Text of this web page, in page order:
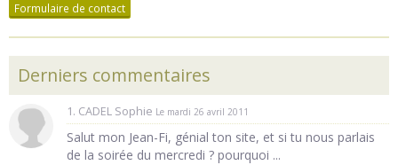
Formulaire de contact
Derniers commentaires
1. CADEL Sophie Le mardi 26 avril 2011
Salut mon Jean-Fi, génial ton site, et si tu nous parlais
de la soirée du mercredi ? pourquoi ...